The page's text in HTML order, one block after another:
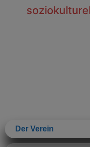
Der Verein